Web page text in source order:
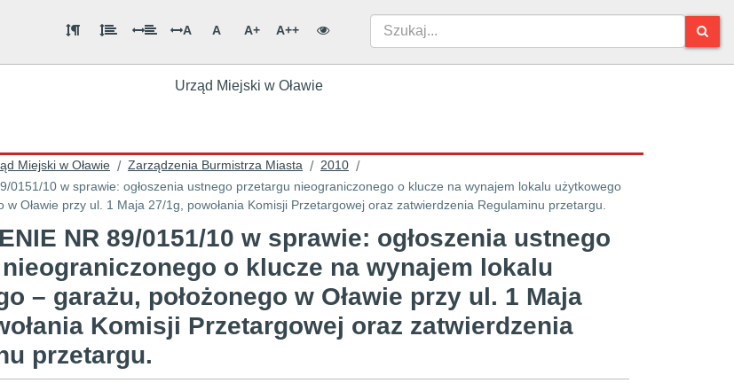
A A A+ A++
Urząd Miejski w Oławie
Miejski w Oławie / Zarządzenia Burmistrza Miasta / 2010 /
w Oławie przy ul. 1 Maja 27/1g, powołania Komisji Przetargowej oraz zatwierdzenia Regulaminu przetargu.
NR 89/0151/10 w sprawie: ogłoszenia ustnego
o klucze na wynajem lokalu
– garażu, położonego w Oławie przy ul. 1 Maja
Komisji Przetargowej oraz zatwierdzenia
przetargu.